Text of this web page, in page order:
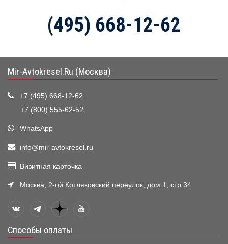
(495) 668-12-62
Mir-Avtokresel.Ru (Москва)
+7 (495) 668-12-62
+7 (800) 555-62-52
WhatsApp
info@mir-avtokresel.ru
Визитная карточка
Москва, 2-ой Котляковский переулок, дом 1, стр.34
Способы оплаты